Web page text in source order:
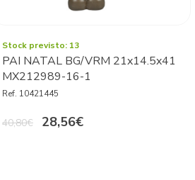
Stock previsto: 13
PAI NATAL BG/VRM 21x14.5x41
MX212989-16-1
Ref. 10421445
40,80€ 28,56€